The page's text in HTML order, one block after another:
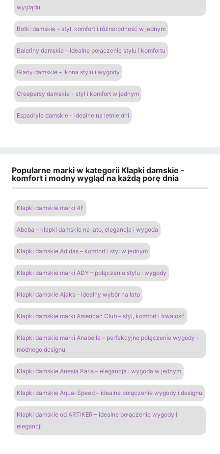
wyglądu
Botki damskie – styl, komfort i różnorodność w jednym
Baleriny damskie – idealne połączenie stylu i komfortu
Glany damskie – ikona stylu i wygody
Creepersy damskie - styl i komfort w jednym
Espadryle damskie - idealne na letnie dni
Popularne marki w kategorii Klapki damskie -
komfort i modny wygląd na każdą porę dnia
Klapki damskie marki 4F
Abeba – klapki damskie na lato, elegancja i wygoda
Klapki damskie Adidas – komfort i styl w jednym
Klapki damskie marki ADY – połączenie stylu i wygody
Klapki damskie Ajaks – idealny wybór na lato
Klapki damskie marki American Club – styl, komfort i trwałość
Klapki damskie marki Anabelle – perfekcyjne połączenie wygody i
modnego designu
Klapki damskie Anesia Paris – elegancja i wygoda w jednym
Klapki damskie Aqua-Speed – idealne połączenie wygody i designu
Klapki damskie od ARTIKER – idealne połączenie wygody i
elegancji